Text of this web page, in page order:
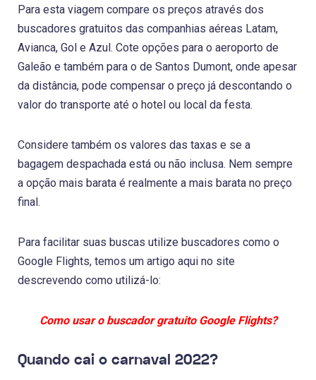
Para esta viagem compare os preços através dos
buscadores gratuitos das companhias aéreas Latam,
Avianca, Gol e Azul. Cote opções para o aeroporto de
Galeão e também para o de Santos Dumont, onde apesar
da distância, pode compensar o preço já descontando o
valor do transporte até o hotel ou local da festa.
Considere também os valores das taxas e se a
bagagem despachada está ou não inclusa. Nem sempre
a opção mais barata é realmente a mais barata no preço
final.
Para facilitar suas buscas utilize buscadores como o
Google Flights, temos um artigo aqui no site
descrevendo como utilizá-lo:
Como usar o buscador gratuito Google Flights?
Quando cai o carnaval 2022?